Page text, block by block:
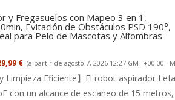
y Fregasuelos con Mapeo 3 en 1,
Evitación de Obstáculos PSD 190°,
para Pelo de Mascotas y Alfombras
€ (a partir de agosto 7, 2026 12:27 GMT +00:00 -
Limpieza Eficiente】El robot aspirador
con un alcance de escaneo de 15 metros,